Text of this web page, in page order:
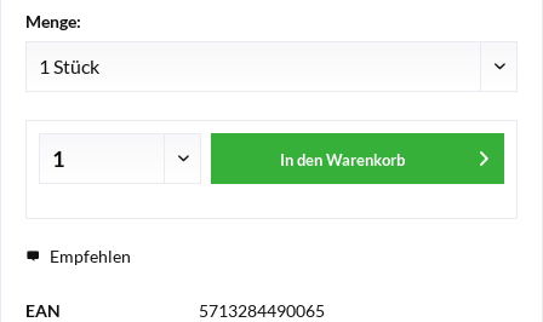
Menge:
In den Warenkorb
Empfehlen
EAN 5713284490065